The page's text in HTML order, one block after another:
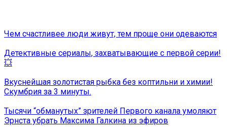
Чем счастливее люди живут, тем проще они одеваются
Детективные сериалы, захватывающие с первой серии!
💥
Вкуснейшая золотистая рыбка без коптильни и химии!
Скумбрия за 3 минуты.
Тысячи “обманутых” зрителей Первого канала умоляют
Эрнста убрать Максима Галкина из эфиров